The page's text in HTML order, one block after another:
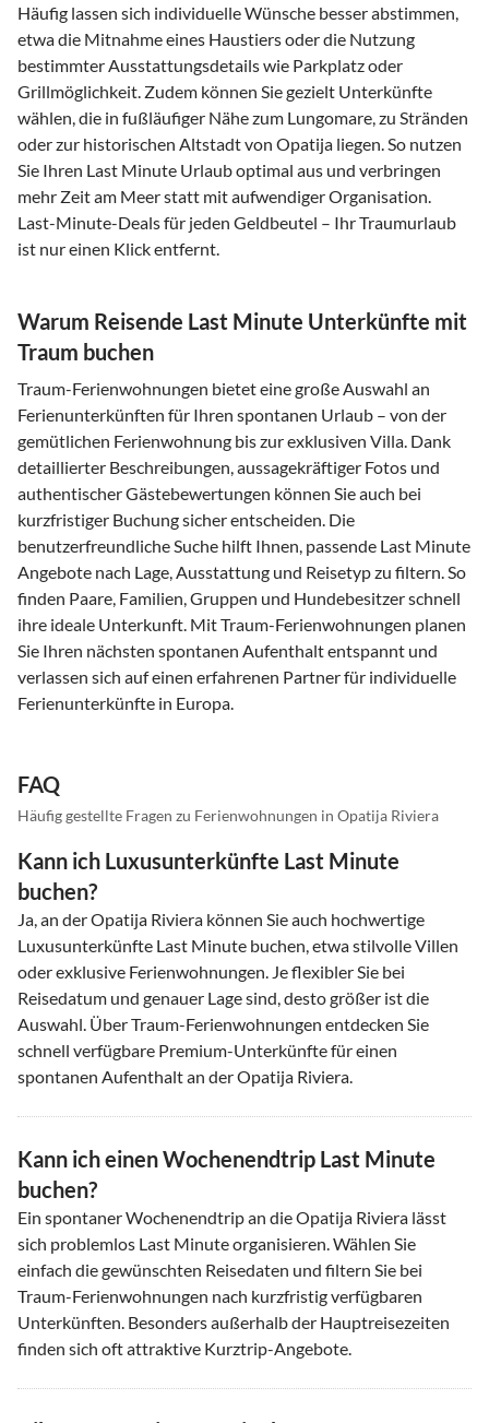
Häufig lassen sich individuelle Wünsche besser abstimmen,
etwa die Mitnahme eines Haustiers oder die Nutzung
bestimmter Ausstattungsdetails wie Parkplatz oder
Grillmöglichkeit. Zudem können Sie gezielt Unterkünfte
wählen, die in fußläufiger Nähe zum Lungomare, zu Stränden
oder zur historischen Altstadt von Opatija liegen. So nutzen
Sie Ihren Last Minute Urlaub optimal aus und verbringen
mehr Zeit am Meer statt mit aufwendiger Organisation.
Last-Minute-Deals für jeden Geldbeutel – Ihr Traumurlaub
ist nur einen Klick entfernt.
Warum Reisende Last Minute Unterkünfte mit
Traum buchen
Traum-Ferienwohnungen bietet eine große Auswahl an
Ferienunterkünften für Ihren spontanen Urlaub – von der
gemütlichen Ferienwohnung bis zur exklusiven Villa. Dank
detaillierter Beschreibungen, aussagekräftiger Fotos und
authentischer Gästebewertungen können Sie auch bei
kurzfristiger Buchung sicher entscheiden. Die
benutzerfreundliche Suche hilft Ihnen, passende Last Minute
Angebote nach Lage, Ausstattung und Reisetyp zu filtern. So
finden Paare, Familien, Gruppen und Hundebesitzer schnell
ihre ideale Unterkunft. Mit Traum-Ferienwohnungen planen
Sie Ihren nächsten spontanen Aufenthalt entspannt und
verlassen sich auf einen erfahrenen Partner für individuelle
Ferienunterkünfte in Europa.
FAQ
Häufig gestellte Fragen zu Ferienwohnungen in Opatija Riviera
Kann ich Luxusunterkünfte Last Minute
buchen?
Ja, an der Opatija Riviera können Sie auch hochwertige
Luxusunterkünfte Last Minute buchen, etwa stilvolle Villen
oder exklusive Ferienwohnungen. Je flexibler Sie bei
Reisedatum und genauer Lage sind, desto größer ist die
Auswahl. Über Traum-Ferienwohnungen entdecken Sie
schnell verfügbare Premium-Unterkünfte für einen
spontanen Aufenthalt an der Opatija Riviera.
Kann ich einen Wochenendtrip Last Minute
buchen?
Ein spontaner Wochenendtrip an die Opatija Riviera lässt
sich problemlos Last Minute organisieren. Wählen Sie
einfach die gewünschten Reisedaten und filtern Sie bei
Traum-Ferienwohnungen nach kurzfristig verfügbaren
Unterkünften. Besonders außerhalb der Hauptreisezeiten
finden sich oft attraktive Kurztrip-Angebote.